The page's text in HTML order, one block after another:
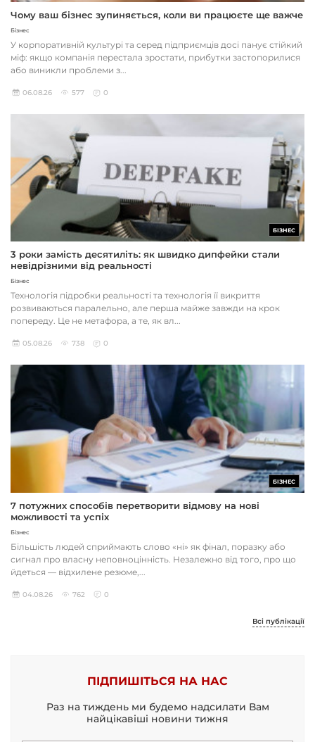
Чому ваш бізнес зупиняється, коли ви працюєте ще важче
Бізнес
У корпоративній культурі та серед підприємців досі панує стійкий
міф: якщо компанія перестала зростати, прибутки застопорилися
або виникли проблеми з...
06.08.26 577 0
БІЗНЕС
3 роки замість десятиліть: як швидко дипфейки стали
невідрізними від реальності
Бізнес
Технологія підробки реальності та технологія її викриття
розвиваються паралельно, але перша майже завжди на крок
попереду. Це не метафора, а те, як вл...
05.08.26 738 0
БІЗНЕС
7 потужних способів перетворити відмову на нові
можливості та успіх
Бізнес
Більшість людей сприймають слово «ні» як фінал, поразку або
сигнал про власну неповноцінність. Незалежно від того, про що
йдеться — відхилене резюме,...
04.08.26 762 0
Всі публікації
ПІДПИШІТЬСЯ НА НАС
Раз на тиждень ми будемо надсилати Вам
найцікавіші новини тижня